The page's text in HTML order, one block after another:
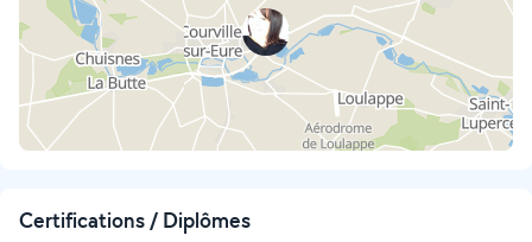
Certifications / Diplômes